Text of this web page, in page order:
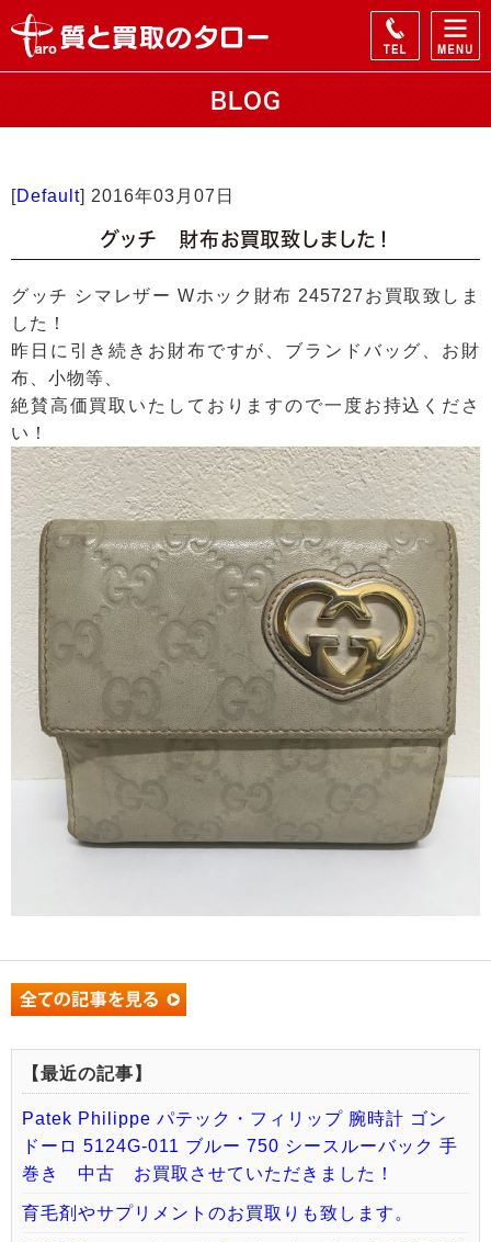
BLOG
[Default] 2016年03月07日
グッチ 財布お買取致しました！
グッチ シマレザー Wホック財布 245727お買取致しま
した！
昨日に引き続きお財布ですが、ブランドバッグ、お財
布、小物等、
絶賛高価買取いたしておりますので一度お持込くださ
い！
【最近の記事】
Patek Philippe パテック・フィリップ 腕時計 ゴン
ドーロ 5124G-011 ブルー 750 シースルーバック 手
巻き 中古 お買取させていただきました！
育毛剤やサプリメントのお買取りも致します。